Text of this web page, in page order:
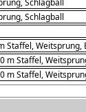
Schlagball
Schlagball
Staffel, Weitsprung,
m Staffel,
m Staffel,